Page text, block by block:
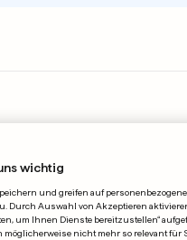
wichtig
und greifen auf
Durch Auswahl von Akzeptieren
um Ihnen Dienste bereitzustellen“
nicht mehr so relevant für